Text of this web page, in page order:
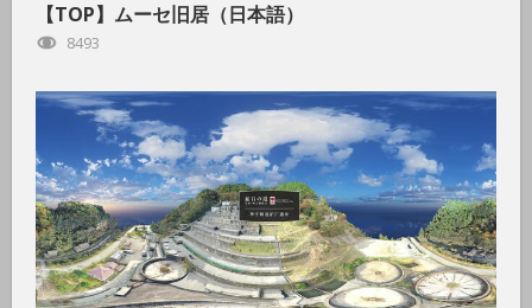
【TOP】ムーセ旧居（日本語）
8493